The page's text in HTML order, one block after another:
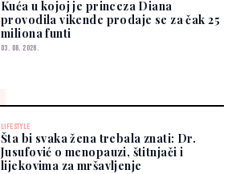
Kuća u kojoj je princeza Diana
provodila vikende prodaje se za čak 25
miliona funti
03. 08. 2026.
LIFESTYLE
Šta bi svaka žena trebala znati: Dr.
Jusufović o menopauzi, štitnjači i
lijekovima za mršavljenje